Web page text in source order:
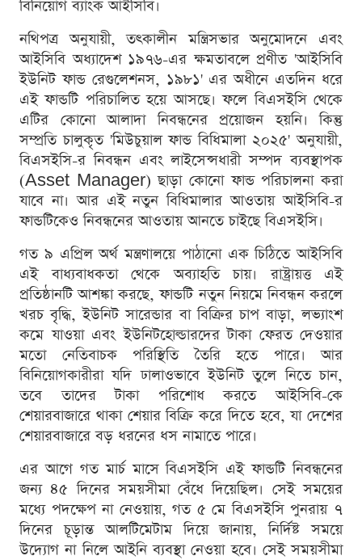
বিনিয়োগ ব্যাংক আইসিবি।
নথিপত্র অনুযায়ী, তৎকালীন মন্ত্রিসভার অনুমোদনে এবং
আইসিবি অধ্যাদেশ ১৯৭৬-এর ক্ষমতাবলে প্রণীত 'আইসিবি
ইউনিট ফান্ড রেগুলেশনস, ১৯৮১' এর অধীনে এতদিন ধরে
এই ফান্ডটি পরিচালিত হয়ে আসছে। ফলে বিএসইসি থেকে
এটির কোনো আলাদা নিবন্ধনের প্রয়োজন হয়নি। কিন্তু
সম্প্রতি চালুকৃত 'মিউচুয়াল ফান্ড বিধিমালা ২০২৫' অনুযায়ী,
বিএসইসি-র নিবন্ধন এবং লাইসেন্সধারী সম্পদ ব্যবস্থাপক
(Asset Manager) ছাড়া কোনো ফান্ড পরিচালনা করা
যাবে না। আর এই নতুন বিধিমালার আওতায় আইসিবি-র
ফান্ডটিকেও নিবন্ধনের আওতায় আনতে চাইছে বিএসইসি।
গত ৯ এপ্রিল অর্থ মন্ত্রণালয়ে পাঠানো এক চিঠিতে আইসিবি
এই বাধ্যবাধকতা থেকে অব্যাহতি চায়। রাষ্ট্রায়ত্ত এই
প্রতিষ্ঠানটি আশঙ্কা করছে, ফান্ডটি নতুন নিয়মে নিবন্ধন করলে
খরচ বৃদ্ধি, ইউনিট সারেন্ডার বা বিক্রির চাপ বাড়া, লভ্যাংশ
কমে যাওয়া এবং ইউনিটহোল্ডারদের টাকা ফেরত দেওয়ার
মতো নেতিবাচক পরিস্থিতি তৈরি হতে পারে। আর
বিনিয়োগকারীরা যদি ঢালাওভাবে ইউনিট তুলে নিতে চান,
তবে তাদের টাকা পরিশোধ করতে আইসিবি-কে
শেয়ারবাজারে থাকা শেয়ার বিক্রি করে দিতে হবে, যা দেশের
শেয়ারবাজারে বড় ধরনের ধস নামাতে পারে।
এর আগে গত মার্চ মাসে বিএসইসি এই ফান্ডটি নিবন্ধনের
জন্য ৪৫ দিনের সময়সীমা বেঁধে দিয়েছিল। সেই সময়ের
মধ্যে পদক্ষেপ না নেওয়ায়, গত ৫ মে বিএসইসি পুনরায় ৭
দিনের চূড়ান্ত আলটিমেটাম দিয়ে জানায়, নির্দিষ্ট সময়ে
উদ্যোগ না নিলে আইনি ব্যবস্থা নেওয়া হবে। সেই সময়সীমা